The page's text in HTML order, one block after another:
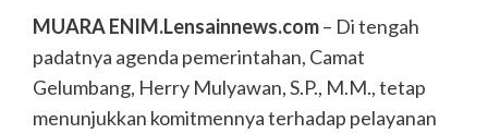
MUARA ENIM.Lensainnews.com– Di tengah
padatnya agenda pemerintahan, Camat
Gelumbang, Herry Mulyawan, S.P., M.M., tetap
menunjukkan komitmennya terhadap pelayanan